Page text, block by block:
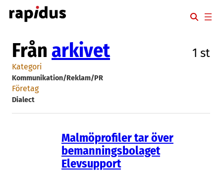
Hoppa
till
Från arkivet 1 st
Kategori
Kommunikation/Reklam/PR
Företag
Dialect
Malmöprofiler tar över
bemanningsbolaget
Elevsupport